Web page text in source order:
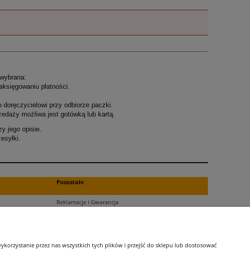
płatności.
doręczycielowi przy odbiorze paczki.
możliwa jest gotówką lub kartą.
jego opisie.
Pozostałe
Reklamacje i Gwarancja
przez nas wszystkich tych plików i przejść do sklepu lub dostosować